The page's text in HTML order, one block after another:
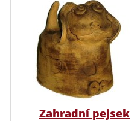
Zahradní pejsek